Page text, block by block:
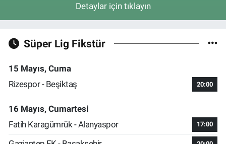
Detaylar için tıklayın
Süper Lig Fikstür
15 Mayıs, Cuma
Rizespor - Beşiktaş
20:00
16 Mayıs, Cumartesi
Fatih Karagümrük - Alanyaspor
17:00